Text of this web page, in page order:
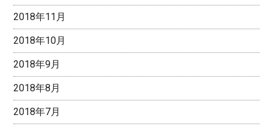
2018年11月
2018年10月
2018年9月
2018年8月
2018年7月